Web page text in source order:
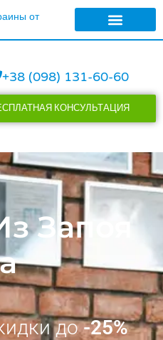
от
+38 (098) 131-60-60
КОНСУЛЬТАЦИЯ
Запоя
до -25%